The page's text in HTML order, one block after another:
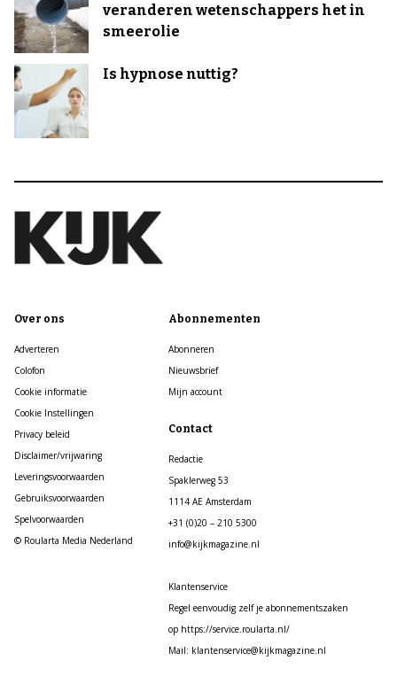
veranderen wetenschappers het in
smeerolie
Is hypnose nuttig?
Over ons
Adverteren
Colofon
Cookie informatie
Cookie Instellingen
Privacy beleid
Disclaimer/vrijwaring
Leveringsvoorwaarden
Gebruiksvoorwaarden
Spelvoorwaarden
© Roularta Media Nederland
Abonnementen
Abonneren
Nieuwsbrief
Mijn account
Contact
Redactie
Spaklerweg 53
1114 AE Amsterdam
+31 (0)20 – 210 5300
info@kijkmagazine.nl
Klantenservice
Regel eenvoudig zelf je abonnementszaken
op https://service.roularta.nl/
Mail: klantenservice@kijkmagazine.nl